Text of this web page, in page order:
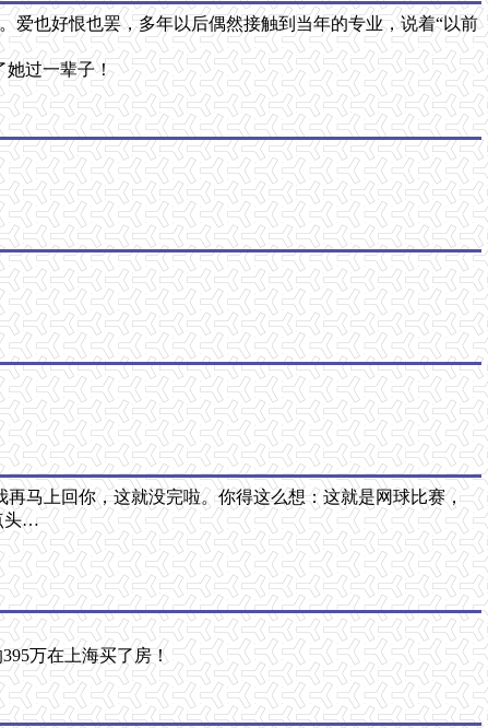
爱也好恨也罢，多年以后偶然接触到当年的专业，说着“以前
她过一辈子！
马上回你，这就没完啦。你得这么想：这就是网球比赛，
头…
万在上海买了房！